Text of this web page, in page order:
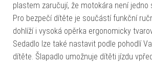
plastem zaručují, že motokára není jedno
Pro bezpečí dítěte je součástí funkční
dohlíží i vysoká opěrka ergonomicky
Sedadlo lze také nastavit podle pohodlí
dítěte. Šlapadlo umožnuje dítěti jízdu